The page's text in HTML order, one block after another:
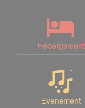
Hébergement
Evenement